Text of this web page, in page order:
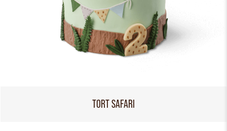
TORT SAFARI